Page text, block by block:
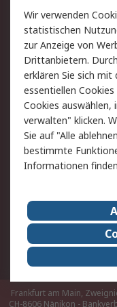
Rücksendungen
Hilfe
Rechtliches
AGB
Cookie-Richtlinie
Copyright/
Über RS
Karriere bei RS
Qualität/
Event-Center
Frankfurt am Main,
CH-8606 Nänikon -
Wir verwenden
statistischen
zur Anzeige von
Drittanbietern.
erklären Sie sich mit
essentiellen
Cookies auswählen,
verwalten" klicken.
Sie auf "Alle
bestimmte
Informationen